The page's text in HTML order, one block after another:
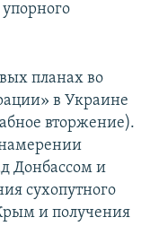
планах во
в Украине
вторжение).
Донбассом и
сухопутного
и получения